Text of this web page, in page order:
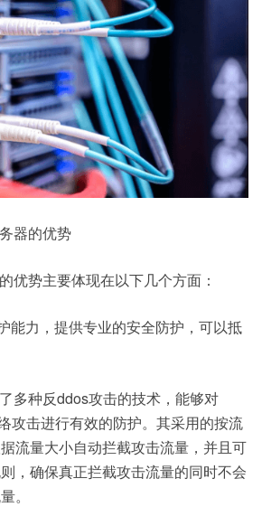
器的优势
优势主要体现在以下几个方面：
能力，提供专业的安全防护，可以抵
多种反ddos攻击的技术，能够对
攻击进行有效的防护。其采用的按流
流量大小自动拦截攻击流量，并且可
，确保真正拦截攻击流量的同时不会
。